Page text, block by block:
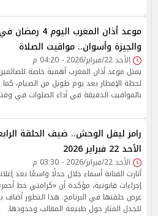
موعد أذان المغرب
والجيزة وأسوان.. مواقيت الصلاة
الأحد 22/فبراير/2026 - 04:20 م
يمثل موعد أذان المغرب أهمية خاصة
لحظة الإفطار بعد يوم طويل من الصيام، كما
بالمواقيت الدقيقة في أداء الصلوات في
رامز ليفل الوحش.. ضيف الحلقة
الأحد 22 فبراير 2026
الأحد 22/فبراير/2026 - 03:30 م
أثارت الفنانة أسماء جلال جدلًا واسعًا بعد
إجراءات قانونية، مؤكدة أن «كرامتي خط
عرض حلقتها في البرنامج. هذا التطور أضاف
للجدل المثار حول طبيعة المقالب وحدودها.